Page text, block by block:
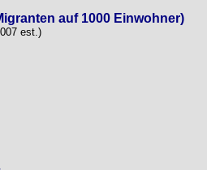
auf 1000 Einwohner)
est.)